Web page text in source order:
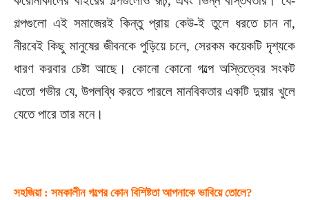
গল্পগুলো এই সমাজেরই কিন্তু প্রায় কেউ-ই তুলে ধরতে চান না,
নীরবেই কিছু মানুষের জীবনকে পুড়িয়ে চলে, সেরকম কয়েকটি দৃশ্যকে
ধারণ করবার চেষ্টা আছে। কোনো কোনো গল্পে অস্তিত্বের সংকট
এতো গভীর যে, উপলব্ধি করতে পারলে মানবিকতার একটি দুয়ার খুলে
যেতে পারে তার মনে।
সহজিয়া : সমকালীন গল্পের কোন বিশিষ্টতা আপনাকে ভাবিয়ে তোলে?